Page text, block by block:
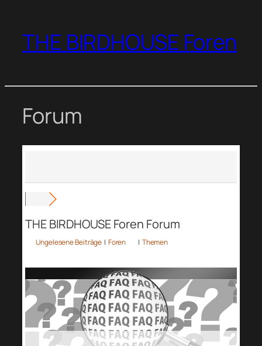
springen
THE BIRDHOUSE Foren
Forum
THE BIRDHOUSE Foren Forum
Ungelesene Beiträge | Foren | Themen